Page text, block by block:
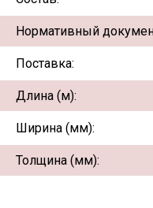
Нормативный
Поставка:
Длина (м):
Ширина (мм):
Толщина (мм):